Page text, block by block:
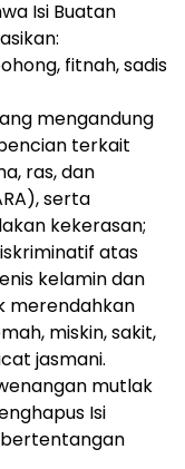
Isi Buatan
fitnah, sadis
mengandung
terkait
ras, dan
serta
kekerasan;
atas
kelamin dan
merendahkan
miskin, sakit,
jasmani.
mutlak
Isi
bertentangan